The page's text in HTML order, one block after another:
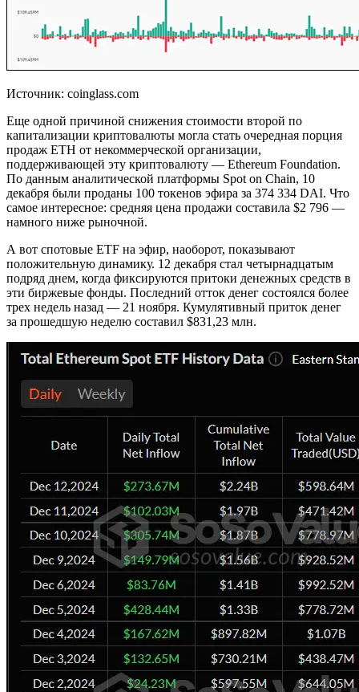
Источник: coinglass.com
Еще одной причиной снижения стоимости второй по
капитализации криптовалюты могла стать очередная порция
продаж ETH от некоммерческой организации,
поддерживающей эту криптовалюту — Ethereum Foundation.
По данным аналитической платформы Spot on Chain, 10
декабря были проданы 100 токенов эфира за 374 334 DAI. Что
самое интересное: средняя цена продажи составила $2 796 —
намного ниже рыночной.
А вот спотовые ETF на эфир, наоборот, показывают
положительную динамику. 12 декабря стал четырнадцатым
подряд днем, когда фиксируются притоки денежных средств в
эти биржевые фонды. Последний отток денег состоялся более
трех недель назад — 21 ноября. Кумулятивный приток денег
за прошедшую неделю составил $831,23 млн.